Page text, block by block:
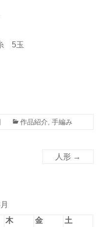
5玉
作品紹介,手編み
人形 →
木 金 土